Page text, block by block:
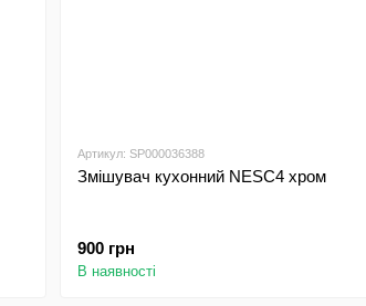
Артикул: SP000036388
Змішувач кухонний NESC4 хром
900 грн
В наявності